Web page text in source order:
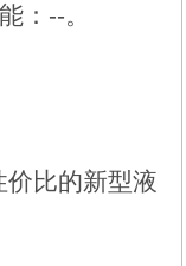
：--。
比的新型液